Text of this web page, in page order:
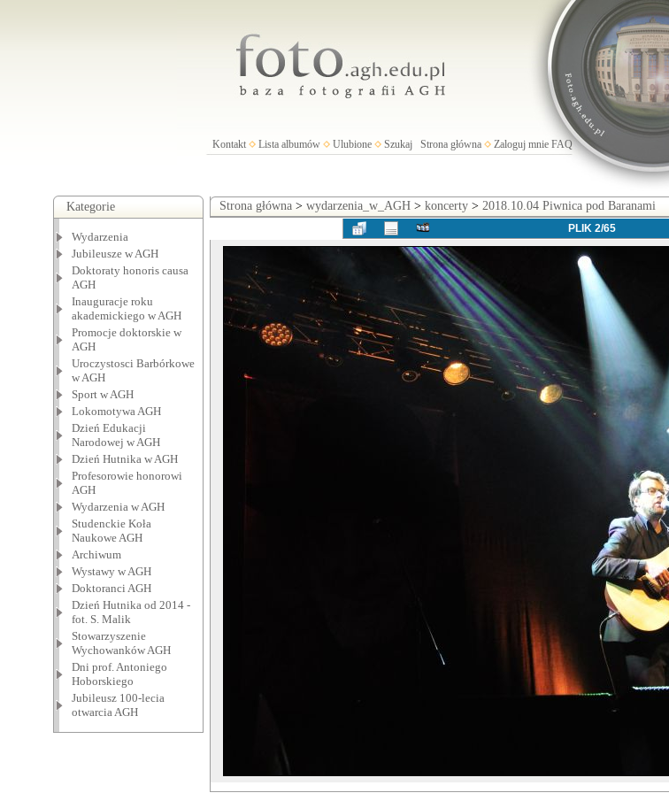
Kontakt Lista albumów Ulubione Szukaj Strona główna Zaloguj mnie FAQ
Kategorie
Wydarzenia
Jubileusze w AGH
Doktoraty honoris causa
AGH
Inauguracje roku
akademickiego w AGH
Promocje doktorskie w
AGH
Uroczystosci Barbórkowe
w AGH
Sport w AGH
Lokomotywa AGH
Dzień Edukacji
Narodowej w AGH
Dzień Hutnika w AGH
Profesorowie honorowi
AGH
Wydarzenia w AGH
Studenckie Koła
Naukowe AGH
Archiwum
Wystawy w AGH
Doktoranci AGH
Dzień Hutnika od 2014 -
fot. S. Malik
Stowarzyszenie
Wychowanków AGH
Dni prof. Antoniego
Hoborskiego
Jubileusz 100-lecia
otwarcia AGH
Strona główna> wydarzenia_w_AGH> koncerty> 2018.10.04 Piwnica pod Baranami
PLIK 2/65